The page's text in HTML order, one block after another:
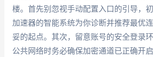
楼。首先别忽视手动配置入口的引导，
加速器的智能系统为你诊断并推荐最优
妥的起点。其次，留意账号的安全登录
公共网络时务必确保加密通道已正确开